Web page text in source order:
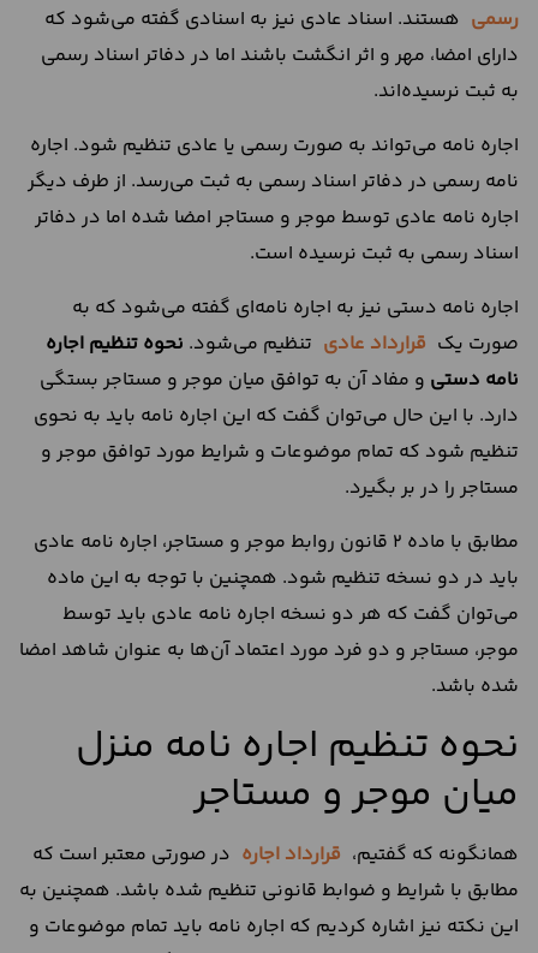
رسمی هستند. اسناد عادی نیز به اسنادی گفته می‌شود که
دارای امضا، مهر و اثر انگشت باشند اما در دفاتر اسناد رسمی
به ثبت نرسیده‌اند.
اجاره نامه می‌تواند به صورت رسمی یا عادی تنظیم شود. اجاره
نامه رسمی در دفاتر اسناد رسمی به ثبت می‌رسد. از طرف دیگر
اجاره نامه عادی توسط موجر و مستاجر امضا شده اما در دفاتر
اسناد رسمی به ثبت نرسیده است.
اجاره نامه دستی نیز به اجاره نامه‌ای گفته می‌شود که به
صورت یک قرارداد عادی تنظیم می‌شود. نحوه تنظیم اجاره
نامه دستی و مفاد آن به توافق میان موجر و مستاجر بستگی
دارد. با این حال می‌توان گفت که این اجاره نامه باید به نحوی
تنظیم شود که تمام موضوعات و شرایط مورد توافق موجر و
مستاجر را در بر بگیرد.
مطابق با ماده 2 قانون روابط موجر و مستاجر، اجاره نامه عادی
باید در دو نسخه تنظیم شود. همچنین با توجه به این ماده
می‌توان گفت که هر دو نسخه اجاره نامه عادی باید توسط
موجر، مستاجر و دو فرد مورد اعتماد آن‌ها به عنوان شاهد امضا
شده باشد.
نحوه تنظیم اجاره نامه منزل
میان موجر و مستاجر
همانگونه که گفتیم، قرارداد اجاره در صورتی معتبر است که
مطابق با شرایط و ضوابط قانونی تنظیم شده باشد. همچنین به
این نکته نیز اشاره کردیم که اجاره نامه باید تمام موضوعات و